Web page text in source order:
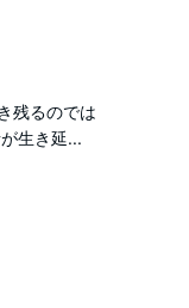
残るのでは
生き延...